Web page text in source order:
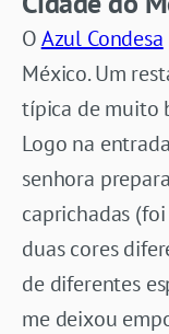
OAzul Condesa
México. Um
típica de muito
Logo na
senhora
caprichadas
duas cores
de diferentes
me deixou